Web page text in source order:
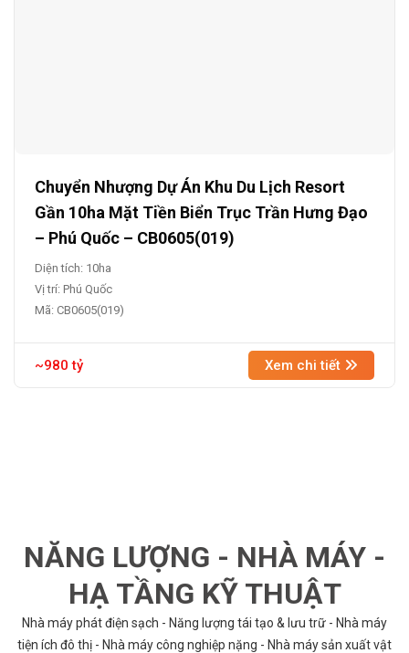
Chuyển Nhượng Dự Án Khu Du Lịch Resort
Gần 10ha Mặt Tiền Biển Trục Trần Hưng Đạo
– Phú Quốc – CB0605(019)
Diện tích: 10ha
Vị trí: Phú Quốc
Mã: CB0605(019)
~980 tỷ Xem chi tiết
NĂNG LƯỢNG - NHÀ MÁY -
HẠ TẦNG KỸ THUẬT
Nhà máy phát điện sạch - Năng lượng tái tạo & lưu trữ - Nhà máy
tiện ích đô thị - Nhà máy công nghiệp nặng - Nhà máy sản xuất vật